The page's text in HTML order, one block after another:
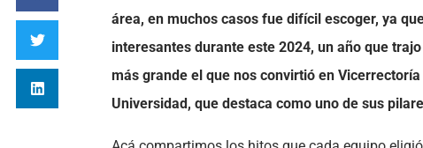
área, en muchos casos fue difícil escoger, ya
interesantes durante este 2024, un año que
más grande el que nos convirtió en
Universidad, que destaca como uno de sus